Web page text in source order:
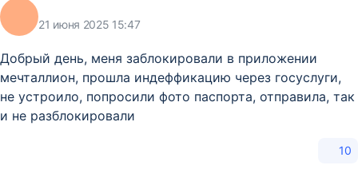
21 июня 2025 15:47
Добрый день, меня заблокировали в приложении
мечталлион, прошла индеффикацию через госуслуги,
не устроило, попросили фото паспорта, отправила, так
и не разблокировали
10